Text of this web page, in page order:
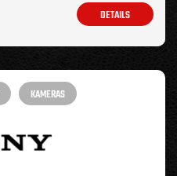
DETAILS
KAMERAS